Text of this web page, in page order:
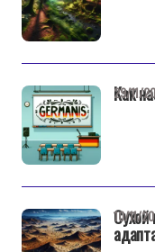
Как
29/11/
Сухой
10/11/